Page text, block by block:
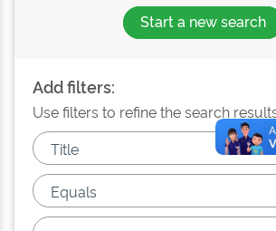
Start a new search
Add filters:
Use filters to refine the search